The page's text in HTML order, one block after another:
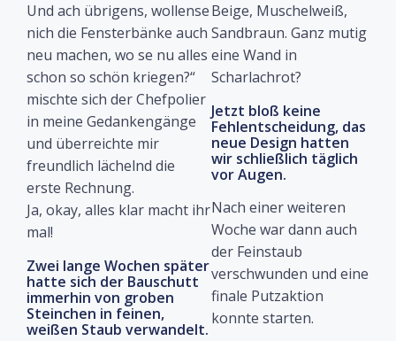
Und ach übrigens, wollense
nich die Fensterbänke auch
neu machen, wo se nu alles
schon so schön kriegen?“
mischte sich der Chefpolier
in meine Gedankengänge
und überreichte mir
freundlich lächelnd die
erste Rechnung.
Ja, okay, alles klar macht ihr
mal!
Zwei lange Wochen später
hatte sich der Bauschutt
immerhin von groben
Steinchen in feinen,
weißen Staub verwandelt.
Beige, Muschelweiß,
Sandbraun. Ganz mutig
eine Wand in
Scharlachrot?
Jetzt bloß keine
Fehlentscheidung, das
neue Design hatten
wir schließlich täglich
vor Augen.
Nach einer weiteren
Woche war dann auch
der Feinstaub
verschwunden und eine
finale Putzaktion
konnte starten.